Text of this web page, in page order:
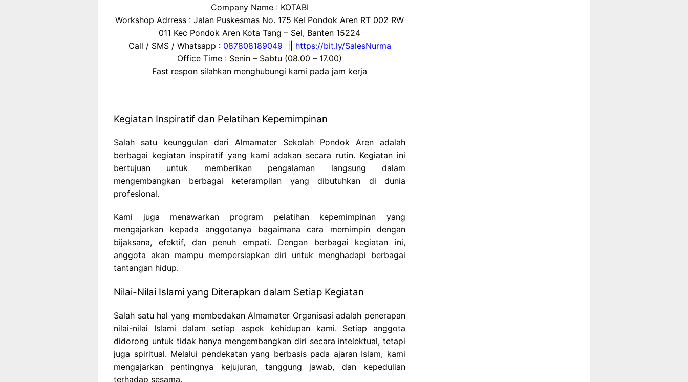
Company Name : KOTABI
Workshop Adrress : Jalan Puskesmas No. 175 Kel Pondok Aren RT 002 RW
011 Kec Pondok Aren Kota Tang – Sel, Banten 15224
Call / SMS / Whatsapp : 087808189049
https://bit.ly/SalesNurma
Office Time : Senin – Sabtu (08.00 – 17.00)
Fast respon silahkan menghubungi kami pada jam kerja
Kegiatan Inspiratif dan Pelatihan Kepemimpinan
Salah satu keunggulan dari Almamater Sekolah Pondok Aren adalah
berbagai kegiatan inspiratif yang kami adakan secara rutin. Kegiatan ini
bertujuan untuk memberikan pengalaman langsung dalam
mengembangkan berbagai keterampilan yang dibutuhkan di dunia
profesional.
Kami juga menawarkan program pelatihan kepemimpinan yang
mengajarkan kepada anggotanya bagaimana cara memimpin dengan
bijaksana, efektif, dan penuh empati. Dengan berbagai kegiatan ini,
anggota akan mampu mempersiapkan diri untuk menghadapi berbagai
tantangan hidup.
Nilai-Nilai Islami yang Diterapkan dalam Setiap Kegiatan
Salah satu hal yang membedakan Almamater Organisasi adalah penerapan
nilai-nilai Islami dalam setiap aspek kehidupan kami. Setiap anggota
didorong untuk tidak hanya mengembangkan diri secara intelektual, tetapi
juga spiritual. Melalui pendekatan yang berbasis pada ajaran Islam, kami
mengajarkan pentingnya kejujuran, tanggung jawab, dan kepedulian
terhadap sesama.